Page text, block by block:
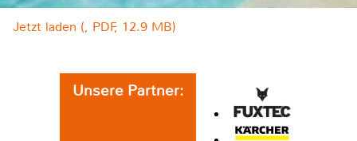
Jetzt laden (, PDF, 12.9 MB)
Unsere Partner: